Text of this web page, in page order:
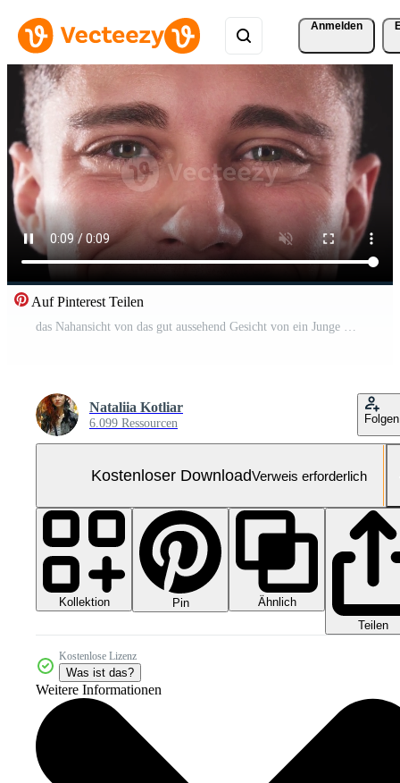
Anmelden
Auf Pinterest Teilen
das Nahansicht von das gut aussehend Gesicht von ein Junge Wer beim zuerst ist überrascht und dann lächelt Kostenloses Video
Nataliia Kotliar
6.099 Ressourcen Folgen
Kostenloser DownloadVerweis erforderlich
Kollektion Pin
Ähnlich
Teilen
Kostenlose Lizenz
Was ist das?
Weitere Informationen